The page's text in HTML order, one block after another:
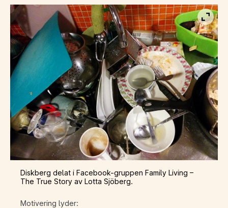
Visa
Diskberg delat i Facebook-gruppen Family Living –
The True Story av Lotta Sjöberg.
Motivering lyder: